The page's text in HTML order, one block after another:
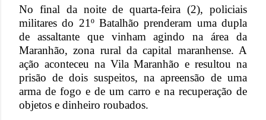
No final da noite de quarta-feira (2), policiais
militares do 21º Batalhão prenderam uma dupla
de assaltante que vinham agindo na área da
Maranhão, zona rural da capital maranhense. A
ação aconteceu na Vila Maranhão e resultou na
prisão de dois suspeitos, na apreensão de uma
arma de fogo e de um carro e na recuperação de
objetos e dinheiro roubados.